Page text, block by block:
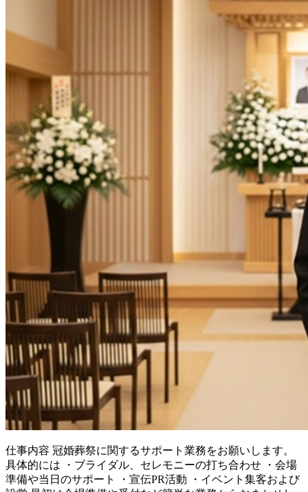
仕事内容 冠婚葬祭に関するサポート業務をお願いします。
具体的には ・ブライダル、セレモニーの打ち合わせ ・会場
準備や当日のサポート ・宣伝PR活動 ・イベント集客および